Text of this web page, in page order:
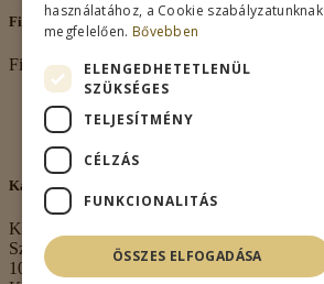
Fiókom
Fiókom
Fiókom
Rendeléseim
Kívánságlista
Kapcsolat
Kapcsolat
Székhely:
1063 Budapest,
használatához, a Cookie szabályzatunknak
megfelelően. Bővebben
ELENGEDHETETLENÜL
SZÜKSÉGES
TELJESÍTMÉNY
CÉLZÁS
FUNKCIONALITÁS
ÖSSZES ELFOGADÁSA